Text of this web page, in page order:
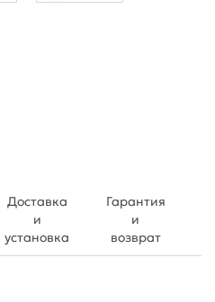
Доставка
и
установка
Гарантия
и
возврат